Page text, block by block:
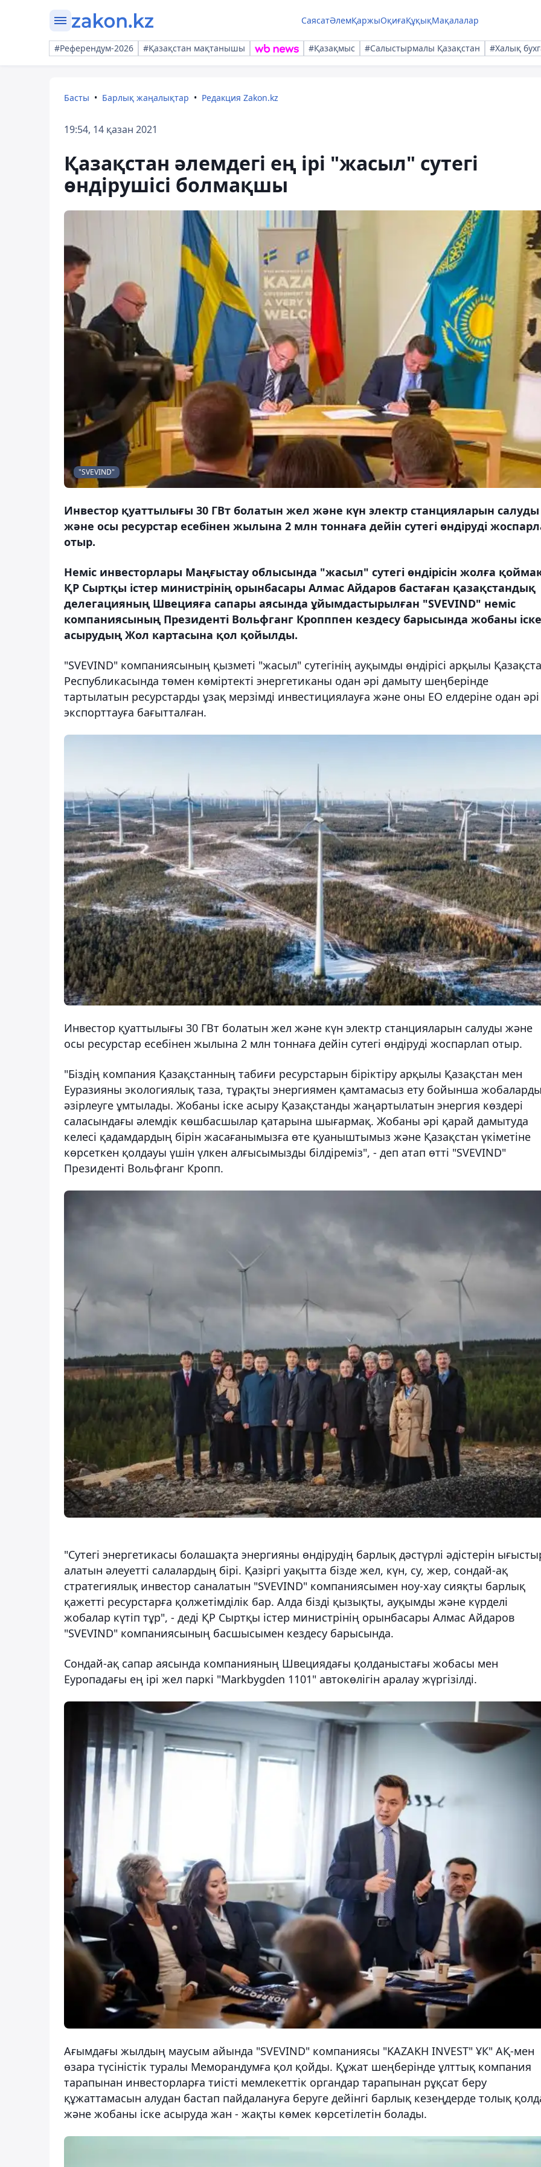
СаясатӘлемҚаржыОқиғаҚұқықМақалалар
#Референдум-2026 #Қазақстан мақтанышы #Қазақмыс #Салыстырмалы Қазақстан #Халық
Басты Барлық жаңалықтар Редакция Zakon.kz
19:54, 14 қазан 2021
Қазақстан әлемдегі ең ірі "жасыл" сутегі
өндірушісі болмақшы
"SVEVIND"
Инвестор қуаттылығы 30 ГВт болатын жел және күн электр станцияларын салуды
және осы ресурстар есебінен жылына 2 млн тоннаға дейін сутегі өндіруді
отыр.
Неміс инвесторлары Маңғыстау облысында "жасыл" сутегі өндірісін жолға
ҚР Сыртқы істер министрінің орынбасары Алмас Айдаров бастаған қазақстандық
делегацияның Швецияға сапары аясында ұйымдастырылған "SVEVIND" неміс
компаниясының Президенті Вольфганг Кропппен кездесу барысында жобаны іске
асырудың Жол картасына қол қойылды.
"SVEVIND" компаниясының қызметі "жасыл" сутегінің ауқымды өндірісі арқылы
Республикасында төмен көміртекті энергетиканы одан әрі дамыту шеңберінде
тартылатын ресурстарды ұзақ мерзімді инвестициялауға және оны ЕО елдеріне одан әрі
экспорттауға бағытталған.
Инвестор қуаттылығы 30 ГВт болатын жел және күн электр станцияларын салуды және
осы ресурстар есебінен жылына 2 млн тоннаға дейін сутегі өндіруді жоспарлап отыр.
"Біздің компания Қазақстанның табиғи ресурстарын біріктіру арқылы Қазақстан мен
Еуразияны экологиялық таза, тұрақты энергиямен қамтамасыз ету бойынша
әзірлеуге ұмтылады. Жобаны іске асыру Қазақстанды жаңартылатын энергия көздері
саласындағы әлемдік көшбасшылар қатарына шығармақ. Жобаны әрі қарай дамытуда
келесі қадамдардың бірін жасағанымызға өте қуаныштымыз және Қазақстан үкіметіне
көрсеткен қолдауы үшін үлкен алғысымызды білдіреміз", - деп атап өтті "SVEVIND"
Президенті Вольфганг Кропп.
"Сутегі энергетикасы болашақта энергияны өндірудің барлық дәстүрлі әдістерін
алатын әлеуетті салалардың бірі. Қазіргі уақытта бізде жел, күн, су, жер, сондай-ақ
стратегиялық инвестор саналатын "SVEVIND" компаниясымен ноу-хау сияқты барлық
қажетті ресурстарға қолжетімділік бар. Алда бізді қызықты, ауқымды және күрделі
жобалар күтіп тұр", - деді ҚР Сыртқы істер министрінің орынбасары Алмас Айдаров
"SVEVIND" компаниясының басшысымен кездесу барысында.
Сондай-ақ сапар аясында компанияның Швециядағы қолданыстағы жобасы мен
Еуропадағы ең ірі жел паркі "Markbygden 1101" автокөлігін аралау жүргізілді.
Ағымдағы жылдың маусым айында "SVEVIND" компаниясы "KAZAKH INVEST" ҰК" АҚ-мен
өзара түсіністік туралы Меморандумға қол қойды. Құжат шеңберінде ұлттық компания
тарапынан инвесторларға тиісті мемлекеттік органдар тарапынан рұқсат беру
құжаттамасын алудан бастап пайдалануға беруге дейінгі барлық кезеңдерде толық
және жобаны іске асыруда жан - жақты көмек көрсетілетін болады.